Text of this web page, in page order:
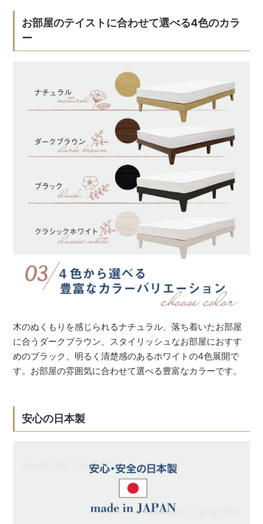
お部屋のテイストに合わせて選べる4色のカラ
ー
木のぬくもりを感じられるナチュラル、落ち着いたお部屋
に合うダークブラウン、スタイリッシュなお部屋におすす
めのブラック、明るく清楚感のあるホワイトの4色展開で
す。お部屋の雰囲気に合わせて選べる豊富なカラーです。
安心の日本製